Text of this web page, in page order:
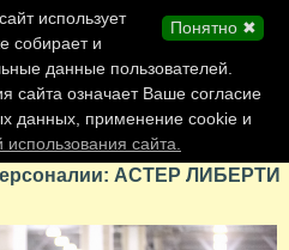
АСТЕР ЛИБЕРТИ
Понятно ✖
использует
собирает и
данные пользователей.
сайта означает Ваше согласие
данных, применение cookie и
использования сайта.